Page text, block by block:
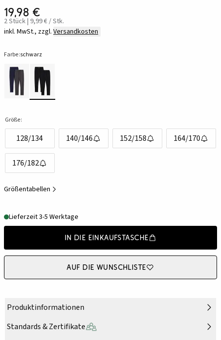
19,98 €
2 Stück | 9,99 € / Stk.
inkl. MwSt., zzgl. Versandkosten
Farbe:schwarz
Größe:
128/134 140/146 152/158 164/170
176/182
Größentabellen
Lieferzeit 3-5 Werktage
In die Einkaufstasche
Auf die Wunschliste
Produktinformationen
Standards & Zertifikate